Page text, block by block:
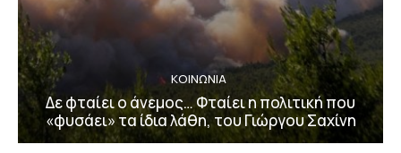
ΚΟΙΝΩΝΙΑ
Δε φταίει ο άνεμος… Φταίει η πολιτική που
«φυσάει» τα ίδια λάθη, του Γιώργου Σαχίνη